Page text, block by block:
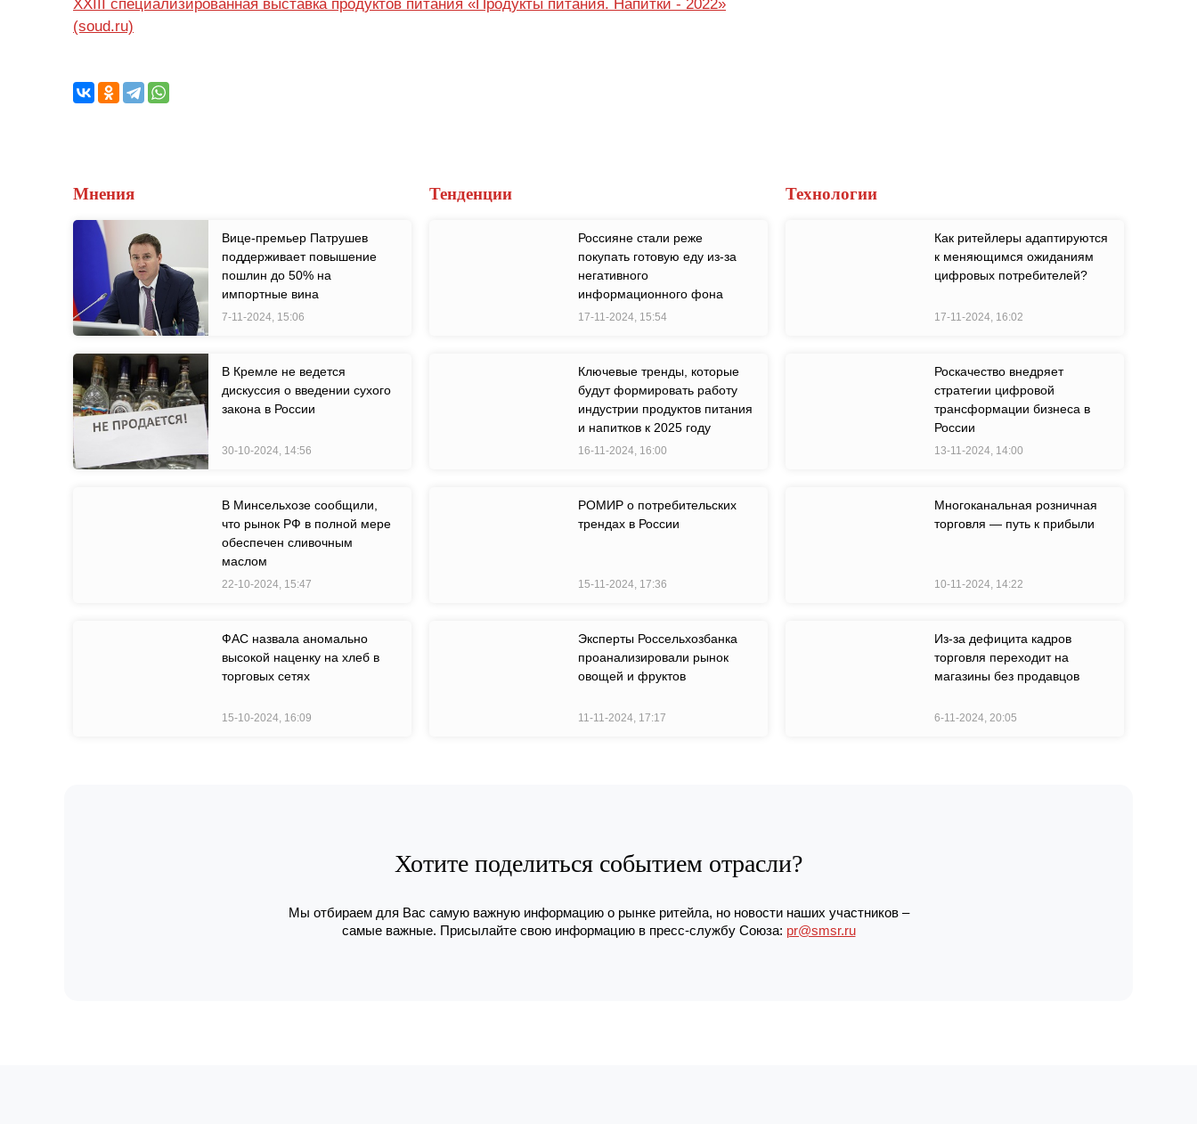
XXIII специализированная выставка продуктов питания «Продукты питания. Напитки - 2022»
(soud.ru)
Мнения
Вице-премьер Патрушев
поддерживает повышение
пошлин до 50% на
импортные вина
7-11-2024, 15:06
В Кремле не ведется
дискуссия о введении сухого
закона в России
30-10-2024, 14:56
В Минсельхозе сообщили,
что рынок РФ в полной мере
обеспечен сливочным
маслом
22-10-2024, 15:47
ФАС назвала аномально
высокой наценку на хлеб в
торговых сетях
15-10-2024, 16:09
Тенденции
Россияне стали реже
покупать готовую еду из-за
негативного
информационного фона
17-11-2024, 15:54
Ключевые тренды, которые
будут формировать работу
индустрии продуктов питания
и напитков к 2025 году
16-11-2024, 16:00
РОМИР о потребительских
трендах в России
15-11-2024, 17:36
Эксперты Россельхозбанка
проанализировали рынок
овощей и фруктов
11-11-2024, 17:17
Технологии
Как ритейлеры адаптируются
к меняющимся ожиданиям
цифровых потребителей?
17-11-2024, 16:02
Роскачество внедряет
стратегии цифровой
трансформации бизнеса в
России
13-11-2024, 14:00
Многоканальная розничная
торговля — путь к прибыли
10-11-2024, 14:22
Из-за дефицита кадров
торговля переходит на
магазины без продавцов
6-11-2024, 20:05
Хотите поделиться событием отрасли?
Мы отбираем для Вас самую важную информацию о рынке ритейла, но новости наших участников –
самые важные. Присылайте свою информацию в пресс-службу Союза: pr@smsr.ru